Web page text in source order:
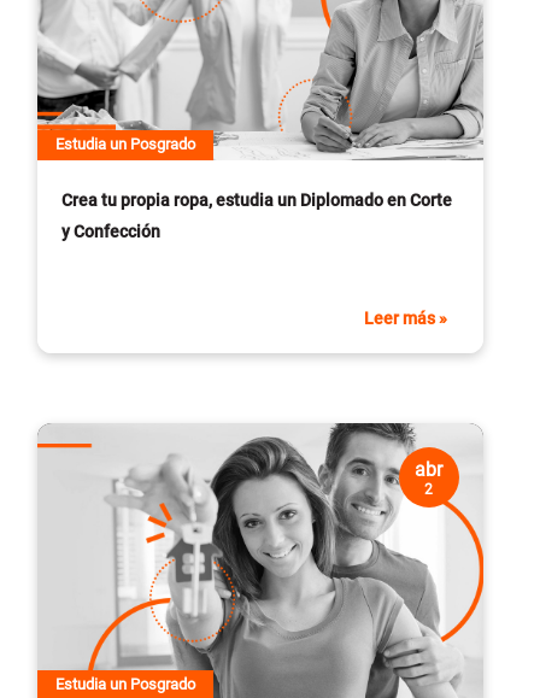
Estudia un Posgrado
Crea tu propia ropa, estudia un Diplomado en Corte
y Confección
Leer más »
abr
2
Estudia un Posgrado